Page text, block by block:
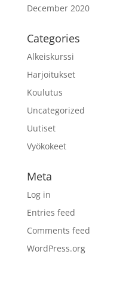
December 2020
Categories
Alkeiskurssi
Harjoitukset
Koulutus
Uncategorized
Uutiset
Vyökokeet
Meta
Log in
Entries feed
Comments feed
WordPress.org